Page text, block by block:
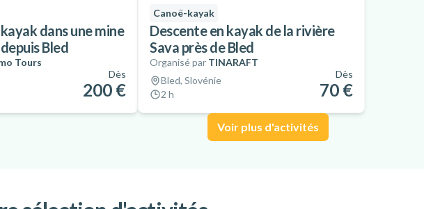
dans une mine
Bled
Tours
Dès
200 €
Canoë-kayak
Descente en kayak de la rivière
Sava près de Bled
Organisé par TINARAFT
Bled, Slovénie
2 h
Dès
70 €
Voir plus d'activités